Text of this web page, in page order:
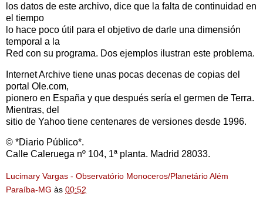
los datos de este archivo, dice que la falta de continuidad en
el tiempo
lo hace poco útil para el objetivo de darle una dimensión
temporal a la
Red con su programa. Dos ejemplos ilustran este problema.
Internet Archive tiene unas pocas decenas de copias del
portal Ole.com,
pionero en España y que después sería el germen de Terra.
Mientras, del
sitio de Yahoo tiene centenares de versiones desde 1996.
© *Diario Público*.
Calle Caleruega nº 104, 1ª planta. Madrid 28033.
Lucimary Vargas - Observatório Monoceros/Planetário Além
Paraíba-MG às 00:52